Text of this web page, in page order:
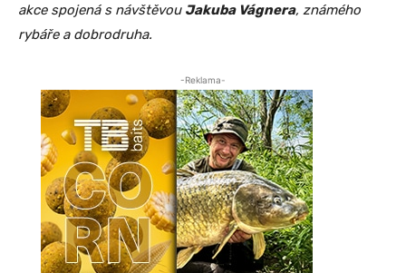
akce spojená s návštěvou Jakuba Vágnera, známého
rybáře a dobrodruha.
-Reklama-